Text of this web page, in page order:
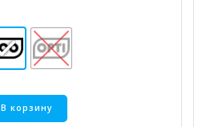
В корзину
Этот